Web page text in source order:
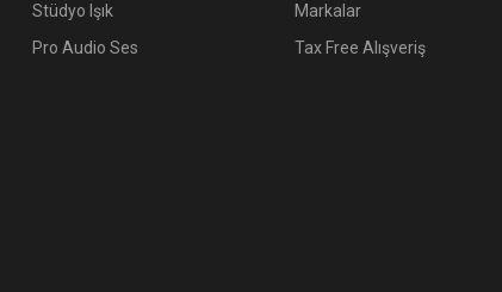
Stüdyo Işık
Pro Audio Ses
Markalar
Tax Free Alışveriş